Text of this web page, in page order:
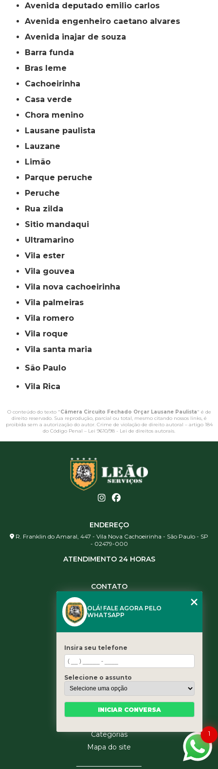
avenida deputado emilio carlos
avenida engenheiro caetano alvares
avenida inajar de souza
barra funda
bras leme
cachoeirinha
casa verde
chora menino
lausane paulista
lauzane
limão
parque peruche
peruche
rua zilda
sitio mandaqui
ultramarino
vila ester
vila gouvea
vila nova cachoeirinha
vila palmeiras
vila romero
vila roque
vila santa maria
São Paulo
Vila Rica
O conteúdo do texto "Câmera Circuito Fechado Orçar Lausane Paulista" é de
direito reservado. Sua reprodução, parcial ou total, mesmo citando nossos links, é
proibida sem a autorização do autor. Crime de violação de direito autoral – artigo 184
do Código Penal – Lei 9610/98 - Lei de direitos autorais.
ENDEREÇO
R. Franklin do Amaral, 447 - Vila Nova Cachoeirinha - São Paulo - SP
- 02479-000
ATENDIMENTO 24 HORAS
CONTATO
(11) 3461-5871
contato@leaoservicos.com.br
Home
Quem somos
Serviços
Blog
Categorias
Mapa do site
1
OLÁ! FALE AGORA PELO
WHATSAPP
Insira seu telefone
Selecione o assunto
INICIAR CONVERSA